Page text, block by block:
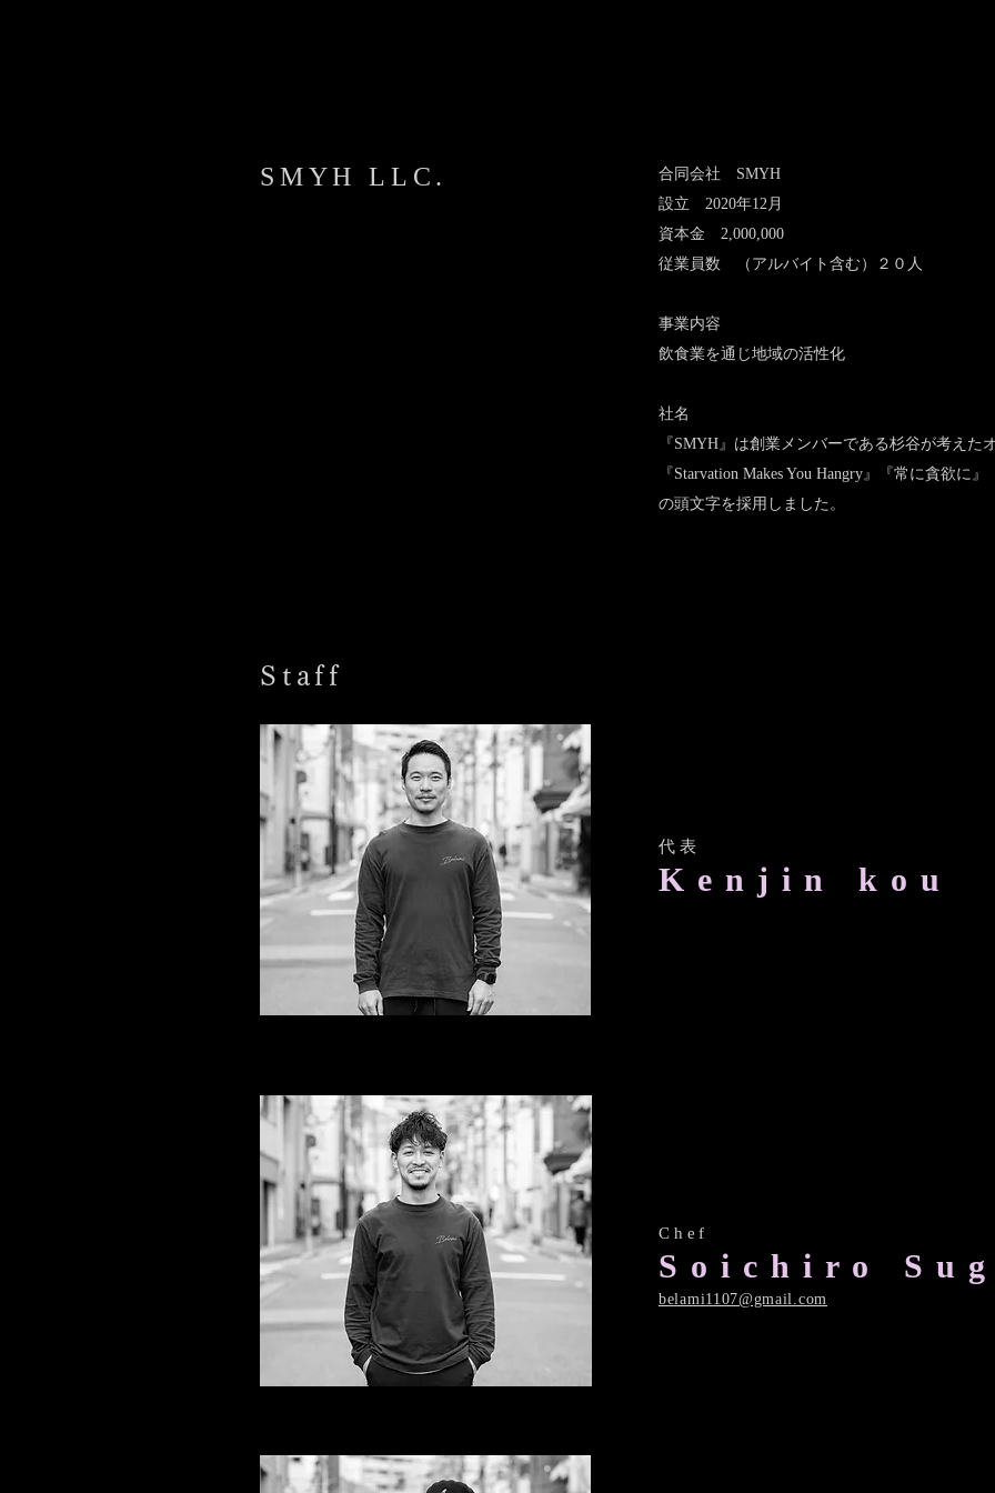
​SMYH LLC.
合同会社 SMYH
設立 2020年12月
資本金 2,000,000
従業員数 （アルバイト含む）２０人
事業内容
​飲食業を通じ地域の活性化
社名
『SMYH』は創業メンバーである杉谷が考えた
『Starvation Makes You Hangry』『常に貪欲に』
​の頭文字を採用しました。
​Staff
​代表
​Kenjin kou
​Chef
​Soichiro
​belami1107@gmail.com